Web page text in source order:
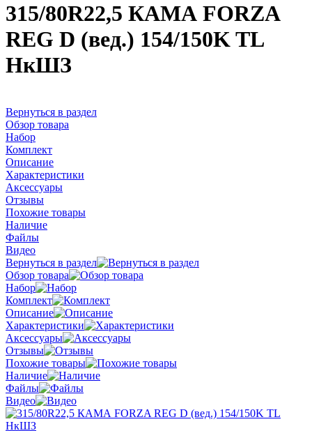
315/80R22,5 КАМА FORZA
REG D (вед.) 154/150K TL
НкШЗ
Вернуться в раздел
Обзор товара
Набор
Комплект
Описание
Характеристики
Аксессуары
Отзывы
Похожие товары
Наличие
Файлы
Видео
Вернуться в раздел
Обзор товара
Набор
Комплект
Описание
Характеристики
Аксессуары
Отзывы
Похожие товары
Наличие
Файлы
Видео